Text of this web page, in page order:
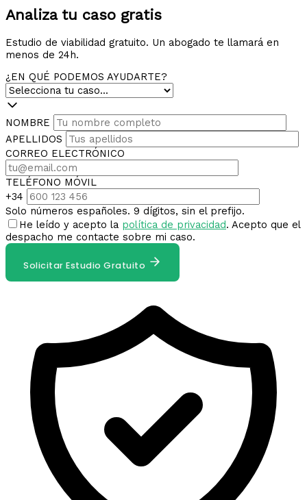
Analiza tu caso gratis
Estudio de viabilidad gratuito. Un abogado te llamará en
menos de 24h.
¿EN QUÉ PODEMOS AYUDARTE?
NOMBRE
APELLIDOS
CORREO ELECTRÓNICO
TELÉFONO MÓVIL
+34
Solo números españoles. 9 dígitos, sin el prefijo.
He leído y acepto la política de privacidad. Acepto que el
despacho me contacte sobre mi caso.
Solicitar Estudio Gratuito